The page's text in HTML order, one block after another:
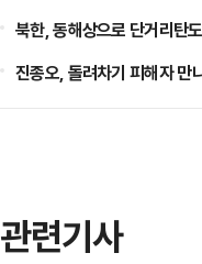
북한, 동해상으로 단거리탄
진종오, 돌려차기 피해자
관련기사